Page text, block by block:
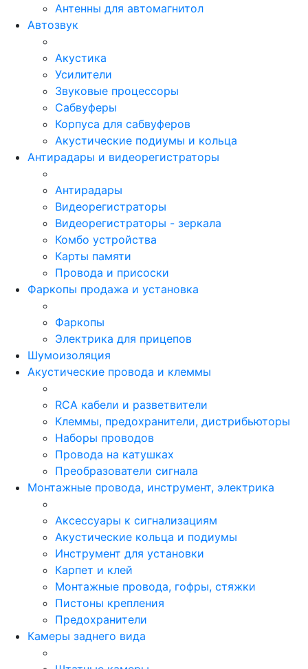
Антенны для автомагнитол
Автозвук
Акустика
Усилители
Звуковые процессоры
Сабвуферы
Корпуса для сабвуферов
Акустические подиумы и кольца
Антирадары и видеорегистраторы
Антирадары
Видеорегистраторы
Видеорегистраторы - зеркала
Комбо устройства
Карты памяти
Провода и присоски
Фаркопы продажа и установка
Фаркопы
Электрика для прицепов
Шумоизоляция
Акустические провода и клеммы
RCA кабели и разветвители
Клеммы, предохранители, дистрибьюторы
Наборы проводов
Провода на катушках
Преобразователи сигнала
Монтажные провода, инструмент, электрика
Аксессуары к сигнализациям
Акустические кольца и подиумы
Инструмент для установки
Карпет и клей
Монтажные провода, гофры, стяжки
Пистоны крепления
Предохранители
Камеры заднего вида